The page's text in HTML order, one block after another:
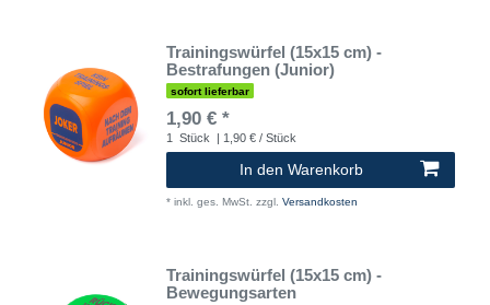
Trainingswürfel (15x15 cm) -
Bestrafungen (Junior)
sofort lieferbar
1,90 € *
1 Stück | 1,90 € / Stück
In den Warenkorb
* inkl. ges. MwSt. zzgl. Versandkosten
Trainingswürfel (15x15 cm) -
Bewegungsarten